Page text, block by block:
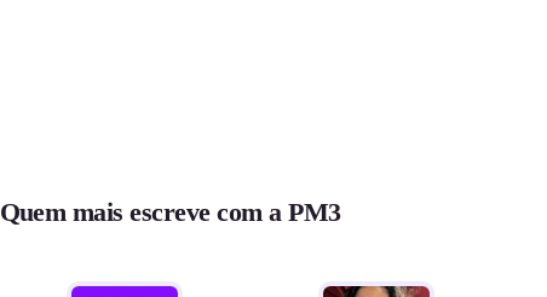
Quem mais escreve com a PM3